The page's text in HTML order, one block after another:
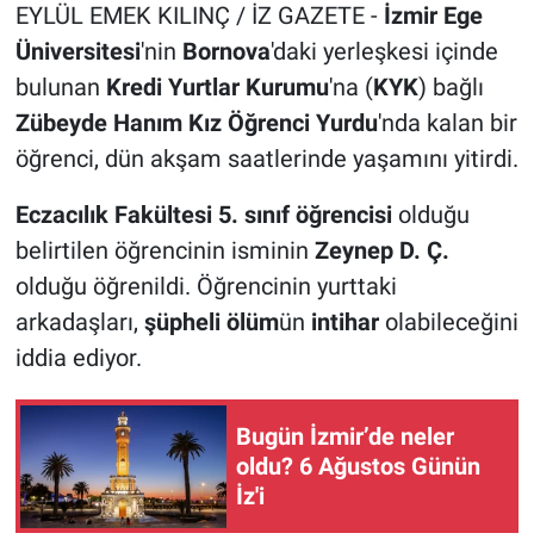
EYLÜL EMEK KILINÇ / İZ GAZETE - İzmir Ege
Üniversitesi'nin Bornova'daki yerleşkesi içinde
bulunan Kredi Yurtlar Kurumu'na (KYK) bağlı
Zübeyde Hanım Kız Öğrenci Yurdu'nda kalan bir
öğrenci, dün akşam saatlerinde yaşamını yitirdi.
Eczacılık Fakültesi 5. sınıf öğrencisiolduğu
belirtilen öğrencinin isminin Zeynep D. Ç.
olduğu öğrenildi. Öğrencinin yurttaki
arkadaşları, şüpheli ölümün intiharolabileceğini
iddia ediyor.
Bugün İzmir’de neler
oldu? 6 Ağustos Günün
İz'i